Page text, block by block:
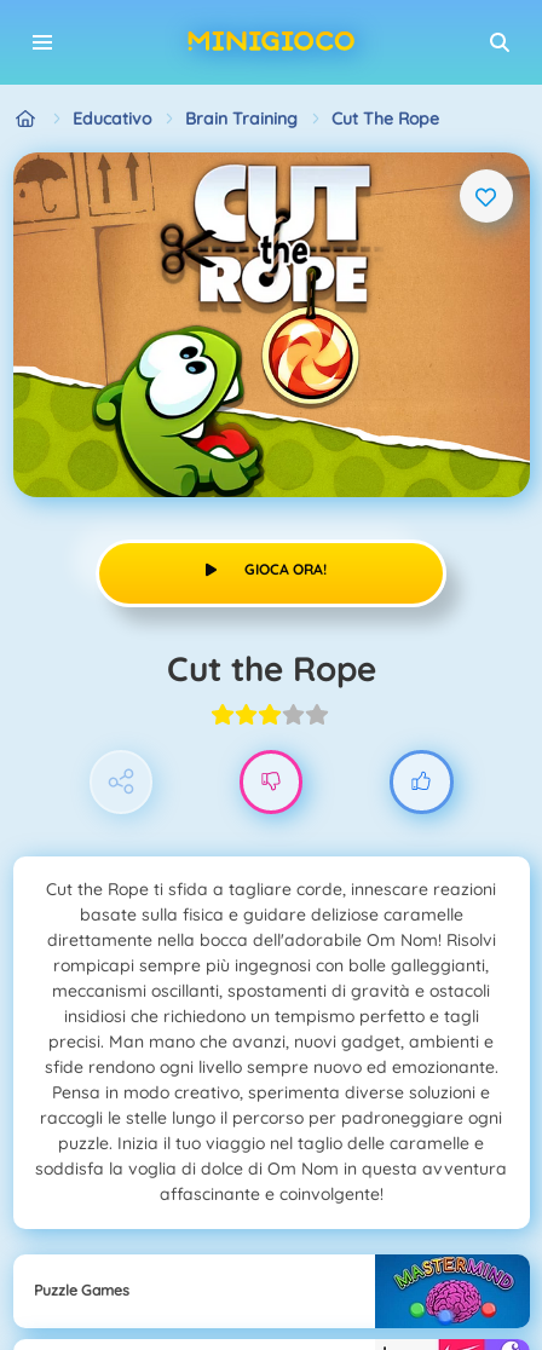
Educativo Brain Training Cut The Rope
GIOCA ORA!
Cut the Rope
Cut the Rope ti sfida a tagliare corde, innescare reazioni
basate sulla fisica e guidare deliziose caramelle
direttamente nella bocca dell'adorabile Om Nom! Risolvi
rompicapi sempre più ingegnosi con bolle galleggianti,
meccanismi oscillanti, spostamenti di gravità e ostacoli
insidiosi che richiedono un tempismo perfetto e tagli
precisi. Man mano che avanzi, nuovi gadget, ambienti e
sfide rendono ogni livello sempre nuovo ed emozionante.
Pensa in modo creativo, sperimenta diverse soluzioni e
raccogli le stelle lungo il percorso per padroneggiare ogni
puzzle. Inizia il tuo viaggio nel taglio delle caramelle e
soddisfa la voglia di dolce di Om Nom in questa avventura
affascinante e coinvolgente!
Puzzle Games